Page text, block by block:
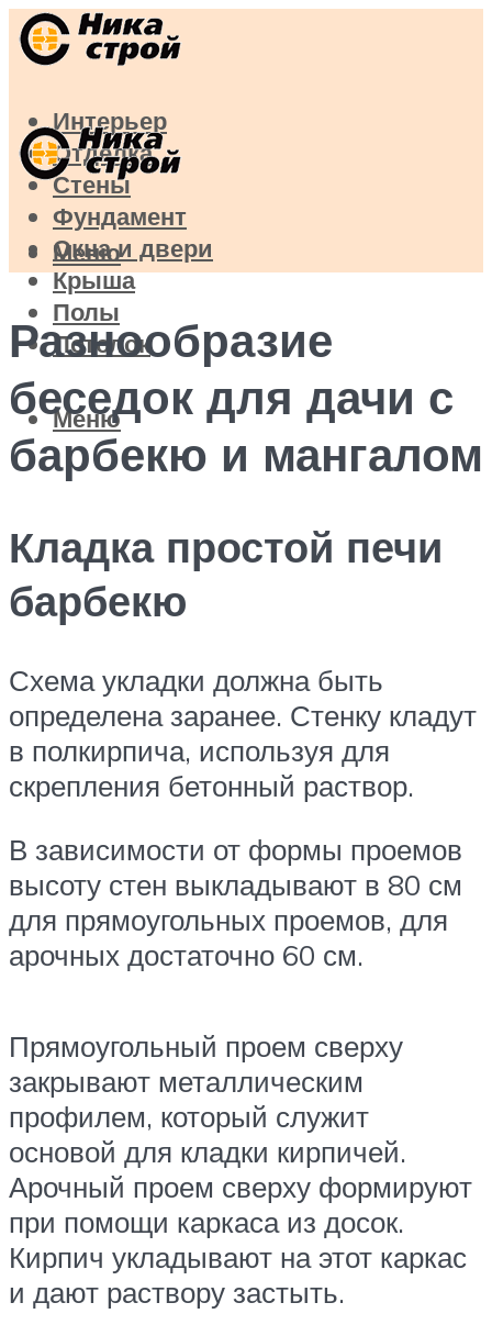
Интерьер
Отделка
Стены
Фундамент
Окна и двери
Крыша
Полы
Потолок
Меню
Меню
Разнообразие
беседок для дачи с
барбекю и мангалом
Кладка простой печи
барбекю
Схема укладки должна быть
определена заранее. Стенку кладут
в полкирпича, используя для
скрепления бетонный раствор.
В зависимости от формы проемов
высоту стен выкладывают в 80 см
для прямоугольных проемов, для
арочных достаточно 60 см.
Прямоугольный проем сверху
закрывают металлическим
профилем, который служит
основой для кладки кирпичей.
Арочный проем сверху формируют
при помощи каркаса из досок.
Кирпич укладывают на этот каркас
и дают раствору застыть.